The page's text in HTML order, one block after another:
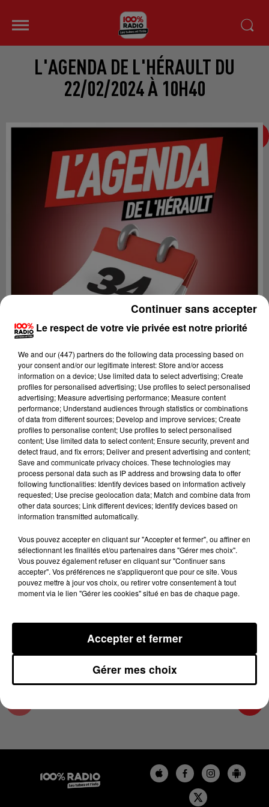
L'AGENDA DE L'HÉRAULT DU
22/02/2024 À 10H40
Lecture (1 min 14 sec)
100%
100% Radio l'agenda de l'Hérault
22 février 2024 - 1 min 14 sec
L'AGENDA DE L'HÉRAULT DU 22/02/2024 À
10H40
L'AGENDA DE L'HERAULT
Le respect de votre vie privée est notre priorité
We and our (447) partnersdo the following data processing based on
your consent and/or our legitimate interest: Store and/or access
information on a device; Use limited data to select advertising; Create
profiles for personalised advertising; Use profiles to select personalised
advertising; Measure advertising performance; Measure content
performance; Understand audiences through statistics or combinations
of data from different sources; Develop and improve services; Create
profiles to personalise content; Use profiles to select personalised
content; Use limited data to select content; Ensure security, prevent and
detect fraud, and fix errors; Deliver and present advertising and content;
Save and communicate privacy choices. These technologies may
process personal data such as IP address and browsing data to offer
following functionalities: Identify devices based on information actively
requested; Use precise geolocation data; Match and combine data from
other data sources; Link different devices; Identify devices based on
information transmitted automatically.
Vous pouvez accepter en cliquant sur "Accepter et fermer", ou affiner en
sélectionnant les finalités et/ou partenaires dans "Gérer mes choix".
Vous pouvez également refuser en cliquant sur "Continuer sans
accepter". Vos préférences ne s'appliqueront que pour ce site. Vous
pouvez mettre à jour vos choix, ou retirer votre consentement à tout
moment via le lien "Gérer les cookies" situé en bas de chaque page.
Gérer mes choix
Accepter et fermer
Continuer sans accepter